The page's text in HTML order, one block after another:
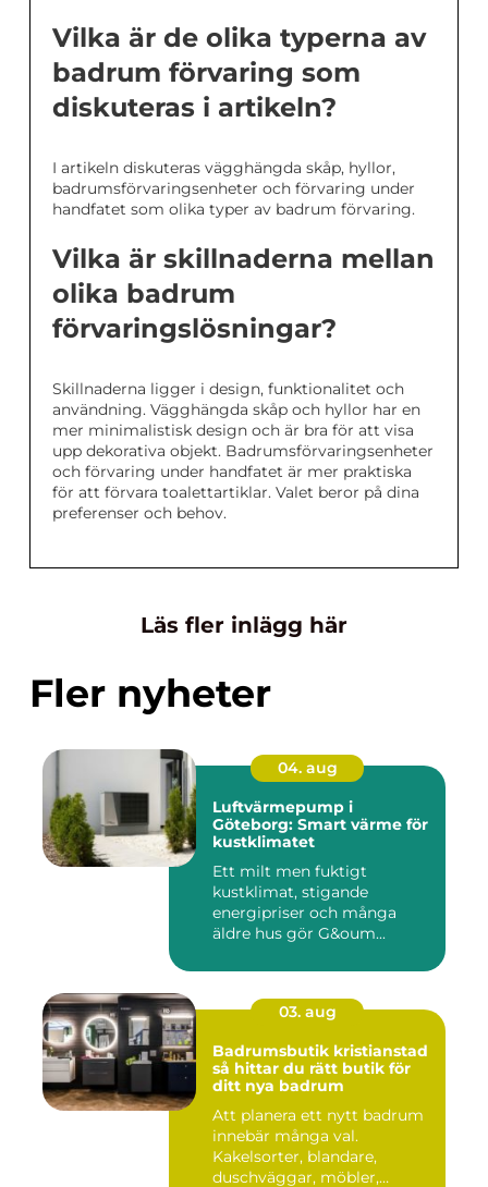
Vilka är de olika typerna av
badrum förvaring som
diskuteras i artikeln?
I artikeln diskuteras vägghängda skåp, hyllor,
badrumsförvaringsenheter och förvaring under
handfatet som olika typer av badrum förvaring.
Vilka är skillnaderna mellan
olika badrum
förvaringslösningar?
Skillnaderna ligger i design, funktionalitet och
användning. Vägghängda skåp och hyllor har en
mer minimalistisk design och är bra för att visa
upp dekorativa objekt. Badrumsförvaringsenheter
och förvaring under handfatet är mer praktiska
för att förvara toalettartiklar. Valet beror på dina
preferenser och behov.
Läs fler inlägg här
Fler nyheter
04. aug
Luftvärmepump i
Göteborg: Smart värme för
kustklimatet
Ett milt men fuktigt
kustklimat, stigande
energipriser och många
äldre hus gör G&oum...
03. aug
Badrumsbutik kristianstad
så hittar du rätt butik för
ditt nya badrum
Att planera ett nytt badrum
innebär många val.
Kakelsorter, blandare,
duschväggar, möbler,